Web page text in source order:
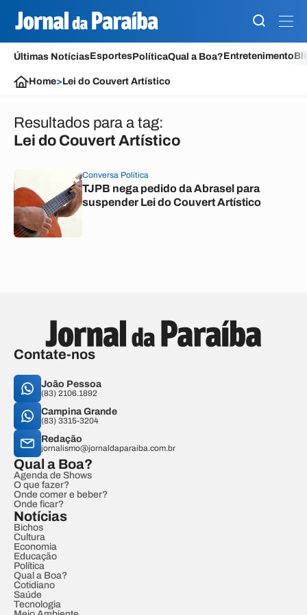
Últimas NotíciasEsportesPolíticaQual a Boa?Entretenimento
Home>Lei do Couvert Artístico
Resultados para a tag:
Lei do Couvert Artístico
Conversa Política
TJPB nega pedido da Abrasel para
suspender Lei do Couvert Artístico
Contate-nos
João Pessoa
(83) 2106.1892
Campina Grande
(83) 3315-3204
Redação
jornalismo@jornaldaparaiba.com.br
Qual a Boa?
Agenda de Shows
O que fazer?
Onde comer e beber?
Onde ficar?
Notícias
Bichos
Cultura
Economia
Educação
Política
Qual a Boa?
Cotidiano
Saúde
Tecnologia